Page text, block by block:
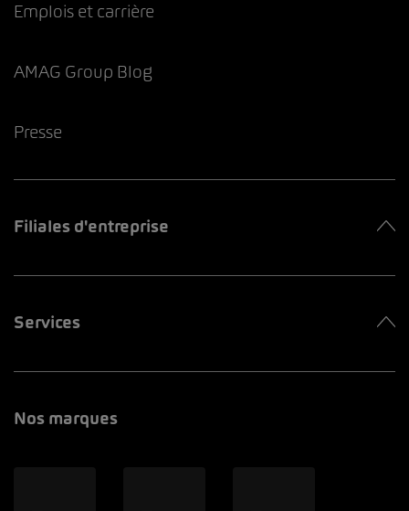
Emplois et carrière
AMAG Group Blog
Presse
Filiales d'entreprise
Services
Nos marques